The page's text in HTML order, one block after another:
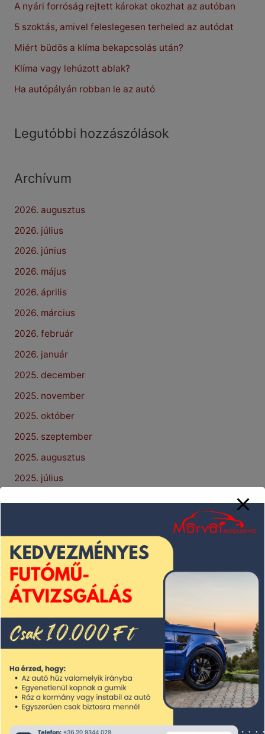
h
f
o
r
A nyári forróság rejtett károkat okozhat az autóban
5 szoktás, amivel feleslegesen terheled az autódat
Miért büdös a klíma bekapcsolás után?
Klíma vagy lehúzott ablak?
Ha autópályán robban le az autó
Legutóbbi hozzászólások
Archívum
2026. augusztus
2026. július
2026. június
2026. május
2026. április
2026. március
2026. február
2026. január
2025. december
2025. november
2025. október
2025. szeptember
2025. augusztus
2025. július
2025. április
2025. március
2025. február
2025. január
2024. december
2024. november
2024. október
2024. szeptember
2024. augusztus
2024. július